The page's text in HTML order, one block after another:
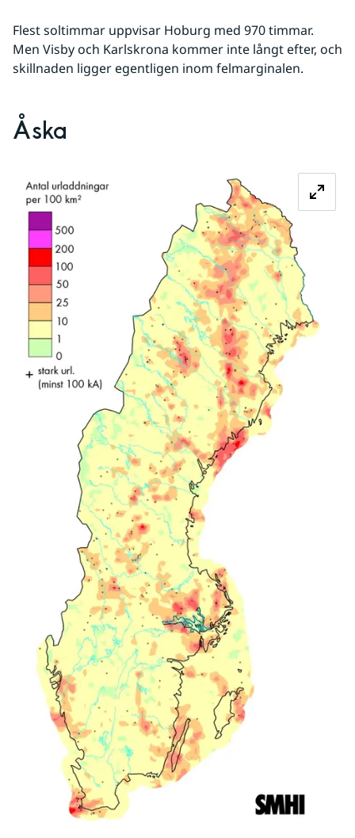
Flest soltimmar uppvisar Hoburg med 970 timmar.
Men Visby och Karlskrona kommer inte långt efter, och
skillnaden ligger egentligen inom felmarginalen.
Åska